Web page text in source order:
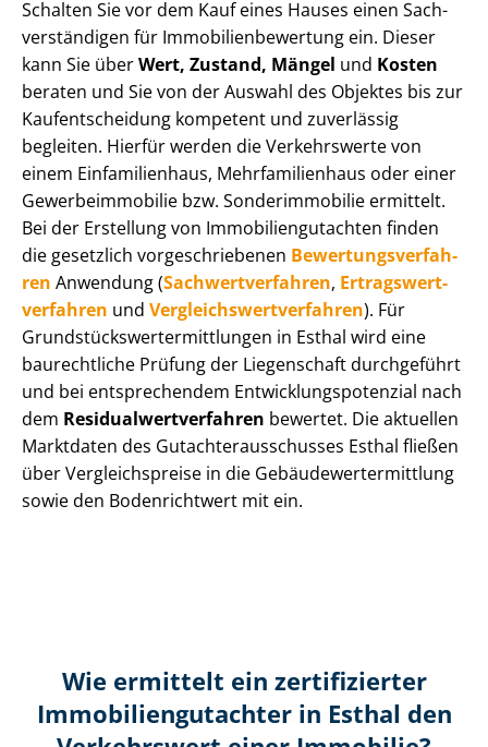
Schalten Sie vor dem Kauf eines Hauses einen Sach­
ver­stän­di­gen für Im­mo­bi­li­en­be­wer­tung ein. Dieser
kann Sie überWert, Zustand, Mängel und Kosten
beraten und Sie von der Auswahl des Objektes bis zur
Kauf­ent­schei­dung kompetent und zuverlässig
begleiten. Hierfür werden die Verkehrswerte von
einem Einfamilienhaus, Mehr­fa­mi­li­en­haus oder einer
Ge­wer­be­im­mo­bi­lie bzw. Sonderimmobilie ermittelt.
Bei der Erstellung von Im­mo­bi­li­en­gut­ach­ten finden
die gesetzlich vor­ge­schrie­be­nen Be­wer­tungs­ver­fah­
ren Anwendung (Sach­wert­ver­fah­ren, Er­trags­wert­
ver­fah­ren und Ver­gleichs­wert­ver­fah­ren). Für
Grund­stücks­wert­ermitt­lun­gen in Esthal wird eine
baurechtliche Prüfung der Liegenschaft durchgeführt
und bei entsprechendem Ent­wick­lungs­po­ten­zi­al nach
dem Re­si­du­al­wert­ver­fah­ren bewertet. Die aktuellen
Marktdaten des Gut­ach­ter­aus­schus­ses Esthal fließen
über Ver­gleichs­prei­se in die Ge­bäu­de­wert­ermitt­lung
sowie den Bodenrichtwert mit ein.
Wie ermittelt ein zertifizierter
Immobilien­gutachter in Esthal den